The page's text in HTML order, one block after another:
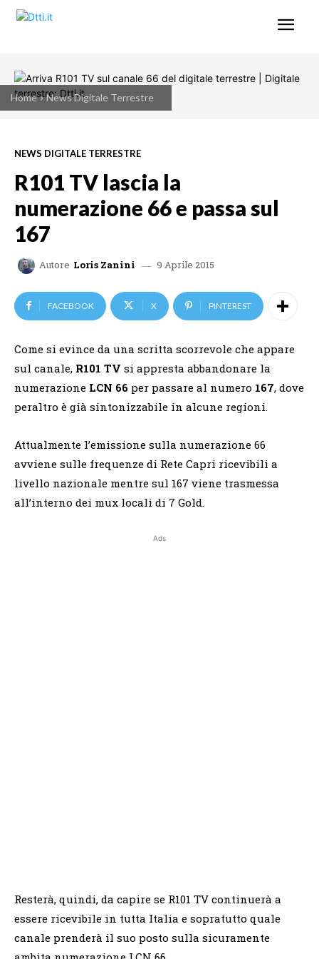
Home News Digitale Terrestre
NEWS DIGITALE TERRESTRE
R101 TV lascia la
numerazione 66 e passa sul
167
Autore Loris Zanini 9 Aprile 2015
FACEBOOK X PINTEREST
Come si evince da una scritta scorrevole che appare
sul canale, R101 TV si appresta abbandonare la
numerazione LCN 66 per passare al numero 167, dove
peraltro è già sintonizzabile in alcune regioni.
Attualmente l’emissione sulla numerazione 66
avviene sulle frequenze di Rete Capri ricevibili a
livello nazionale mentre sul 167 viene trasmessa
all’interno dei mux locali di 7 Gold.
Ads
Resterà, quindi, da capire se R101 TV continuerà a
essere ricevibile in tutta Italia e sopratutto quale
canale prenderà il suo posto sulla sicuramente